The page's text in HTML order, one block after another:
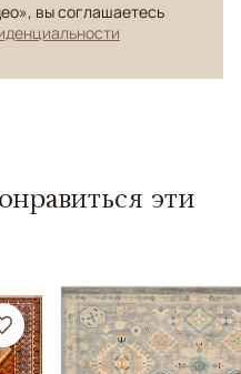
вы соглашаетесь
эти